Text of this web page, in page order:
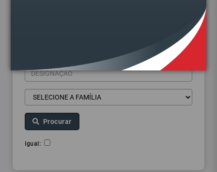
Procurar
Igual: